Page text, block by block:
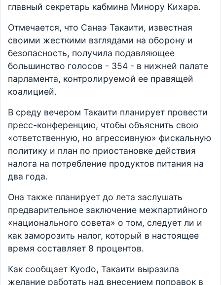
главный секретарь кабмина Минору Кихара.
Отмечается, что Санаэ Такаити, известная
своими жесткими взглядами на оборону и
безопасность, получила подавляющее
большинство голосов - 354 - в нижней палате
парламента, контролируемой ее правящей
коалицией.
В среду вечером Такаити планирует провести
пресс-конференцию, чтобы объяснить свою
«ответственную, но агрессивную» фискальную
политику и план по приостановке действия
налога на потребление продуктов питания на
два года.
Она также планирует до лета заслушать
предварительное заключение межпартийного
«национального совета» о том, следует ли и
как заморозить налог, который в настоящее
время составляет 8 процентов.
Как сообщает Kyodo, Такаити выразила
желание работать над внесением поправок в